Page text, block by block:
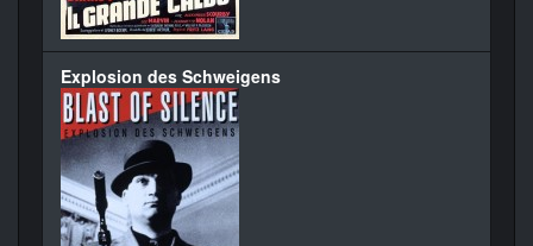
Explosion des Schweigens